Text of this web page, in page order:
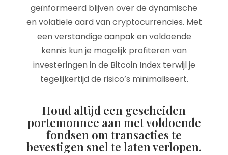
geïnformeerd blijven over de dynamische
en volatiele aard van cryptocurrencies. Met
een verstandige aanpak en voldoende
kennis kun je mogelijk profiteren van
investeringen in de Bitcoin Index terwijl je
tegelijkertijd de risico’s minimaliseert.
Houd altijd een gescheiden
portemonnee aan met voldoende
fondsen om transacties te
bevestigen snel te laten verlopen.